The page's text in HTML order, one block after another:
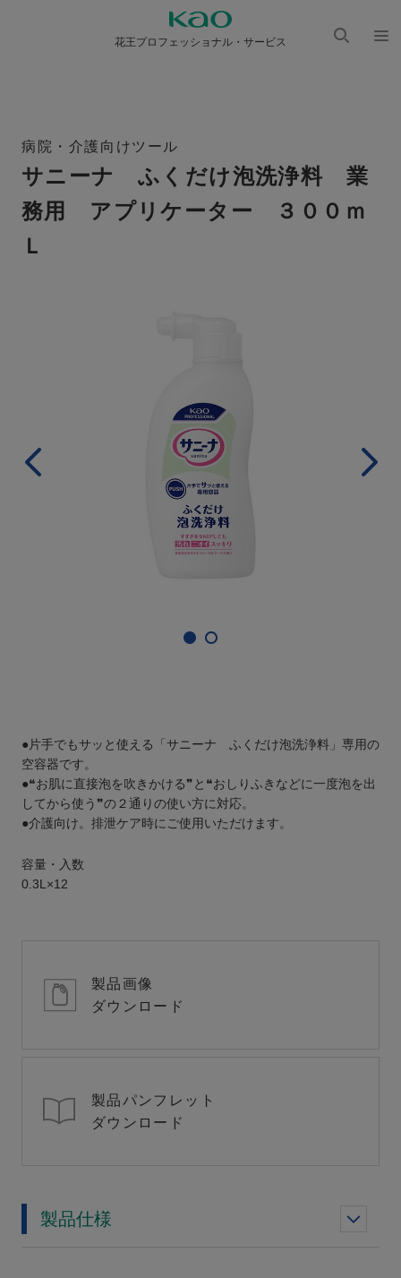
花王プロフェッショナル・サービス
病院・介護向けツール
サニーナ ふくだけ泡洗浄料 業
務用 アプリケーター ３００ｍ
Ｌ
●片手でもサッと使える「サニーナ ふくだけ泡洗浄料」専用の
空容器です。
●❝お肌に直接泡を吹きかける❞と❝おしりふきなどに一度泡を出
してから使う❞の２通りの使い方に対応。
●介護向け。排泄ケア時にご使用いただけます。
容量・入数
0.3L×12
製品画像
ダウンロード
製品パンフレット
ダウンロード
製品仕様